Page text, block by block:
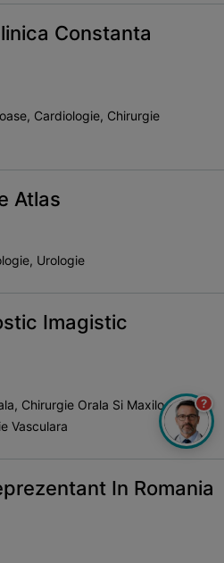
Constanta
Cardiologie, Chirurgie
Atlas
Urologie
Imagistic
Chirurgie Orala Si Maxilo Faciala,
Vasculara
In Romania
?